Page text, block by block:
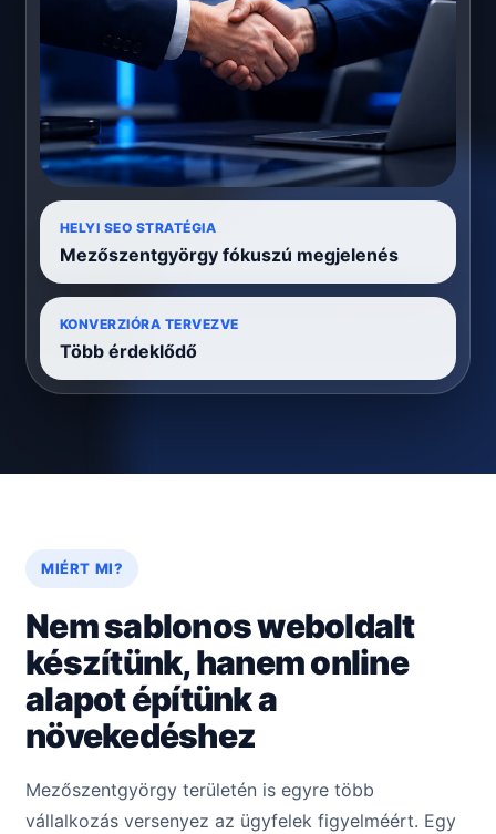
HELYI SEO STRATÉGIA
Mezőszentgyörgy fókuszú megjelenés
KONVERZIÓRA TERVEZVE
Több érdeklődő
MIÉRT MI?
Nem sablonos weboldalt
készítünk, hanem online
alapot építünk a
növekedéshez
Mezőszentgyörgy területén is egyre több
vállalkozás versenyez az ügyfelek figyelméért. Egy